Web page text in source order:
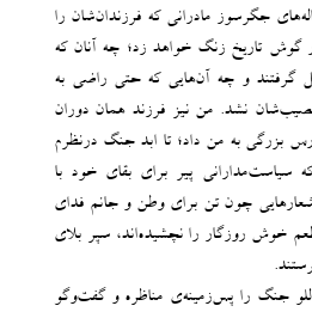
جگرسوز مادرانی که فرزندان‌‌شان را
گوش تاریخ زنگ خواهد زد؛ چه آنان که
گرفتند و چه آن‌‌هایی که حتی راضی به
نشد. من نیز فرزند همان دوران
بزرگی به من داد؛ تا ابد جنگ درنظرم
سیاست‌‌مدارانی پیر برای بقای خود با
شعارهایی چون تن برای وطن و جانم فدای
خوش روزگار را نچشیده‌‌اند، سپر بلای
جنگ را پس‌‌زمینه‌ی مناظره و گفت‌وگو